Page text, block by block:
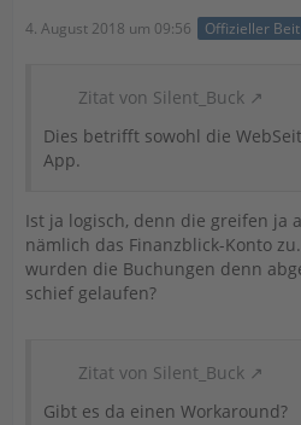
4. August 2018 um 09:56 Offizieller
Zitat von Silent_Buck
Dies betrifft sowohl die
App.
Ist ja logisch, denn die greifen ja
nämlich das Finanzblick-Konto
wurden die Buchungen denn
schief gelaufen?
Zitat von Silent_Buck
Gibt es da einen Workaround?